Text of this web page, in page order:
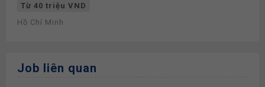
Từ 40 triệu VND
Hồ Chí Minh
Job liên quan